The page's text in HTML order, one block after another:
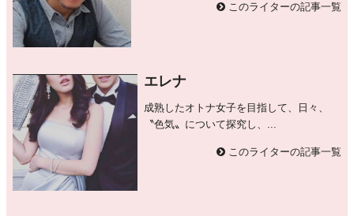
このライターの記事一覧
エレナ
成熟したオトナ女子を目指して、日々、
〝色気〟について探究し、...
このライターの記事一覧